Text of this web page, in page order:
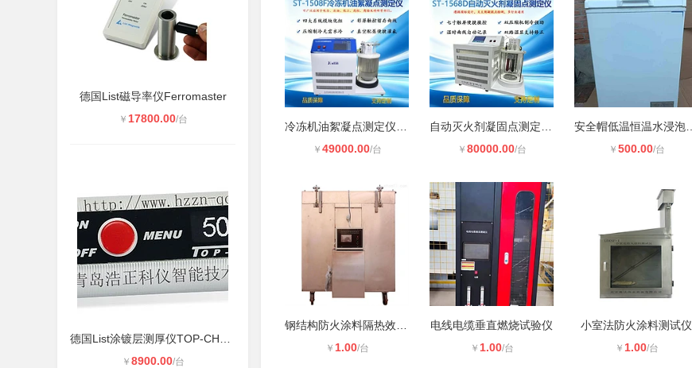
德国List磁导率仪Ferromaster
￥ 17800.00/台
￥ 8900.00/台
￥ 49000.00/台 ￥ 80000.00/台 ￥ 500.00/台
￥ 1.00/台
电线电缆垂直燃烧试验仪
￥ 1.00/台
小室法防火涂料测试仪
￥ 1.00/台